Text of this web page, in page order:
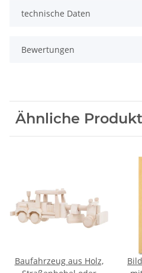
technische Daten
Bewertungen
Ähnliche
Baufahrzeug aus Holz,